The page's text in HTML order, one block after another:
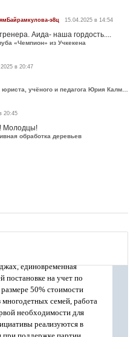
э8ц 15.04.2025 в 14:54
Аида- наша гордость....
«Чемпион» из Учкекена
в 20:47
В Черкесске чествовали выдающегося юриста, учёного и педагога Юрия Калмыкова
20:45
Молодцы!
обработка деревьев